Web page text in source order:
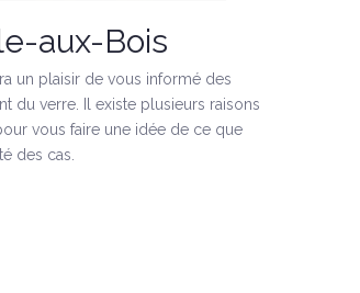
aux-Bois
un plaisir de vous informé des
du verre. Il existe plusieurs raisons
vous faire une idée de ce que
des cas.